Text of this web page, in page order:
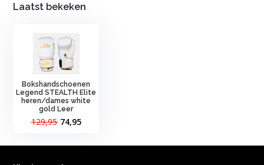
Laatst bekeken
Bokshandschoenen
Legend STEALTH Elite
heren/dames white
gold Leer
129,95 74,95